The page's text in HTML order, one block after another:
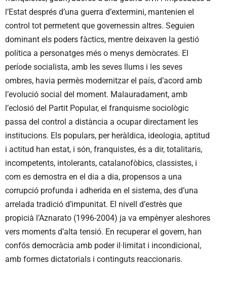
l’Estat després d’una guerra d’extermini, mantenien el
control tot permetent que governessin altres. Seguien
dominant els poders fàctics, mentre deixaven la gestió
política a personatges més o menys demòcrates. El
període socialista, amb les seves llums i les seves
ombres, havia permès modernitzar el país, d’acord amb
l’evolució social del moment. Malauradament, amb
l’eclosió del Partit Popular, el franquisme sociològic
passa del control a distància a ocupar directament les
institucions. Els populars, per heràldica, ideologia, aptitud
i actitud han estat, i són, franquistes, és a dir, totalitaris,
incompetents, intolerants, catalanofòbics, classistes, i
com es demostra en el dia a dia, propensos a una
corrupció profunda i adherida en el sistema, des d’una
arrelada tradició d’impunitat. El nivell d’estrès que
propicià l’Aznarato (1996-2004) ja va empènyer aleshores
vers moments d’alta tensió. En recuperar el govern, han
confós democràcia amb poder il·limitat i incondicional,
amb formes dictatorials i continguts reaccionaris.